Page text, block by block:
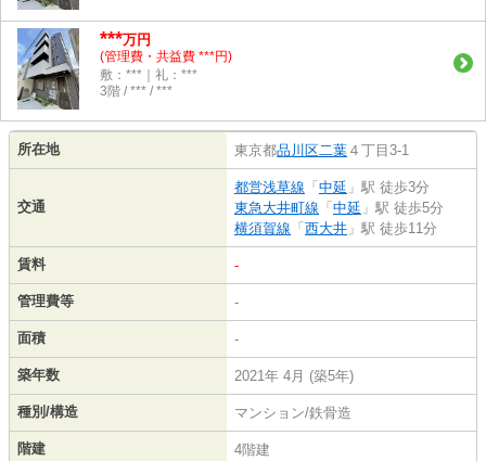
***万円
(管理費・共益費 ***円)
敷：***｜礼：***
3階 / *** / ***
所在地 東京都品川区二葉 ４丁目3-1
交通
都営浅草線 「 中延 」駅 徒歩3分
東急大井町線 「 中延 」駅 徒歩5分
横須賀線 「 西大井 」駅 徒歩11分
賃料 -
管理費等 -
面積 -
築年数 2021年 4月 (築5年)
種別/構造 マンション/鉄骨造
階建 4階建